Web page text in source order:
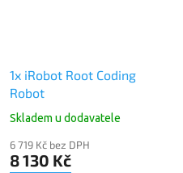
1x iRobot Root Coding
Robot
Skladem u dodavatele
6 719 Kč bez DPH
8 130 Kč